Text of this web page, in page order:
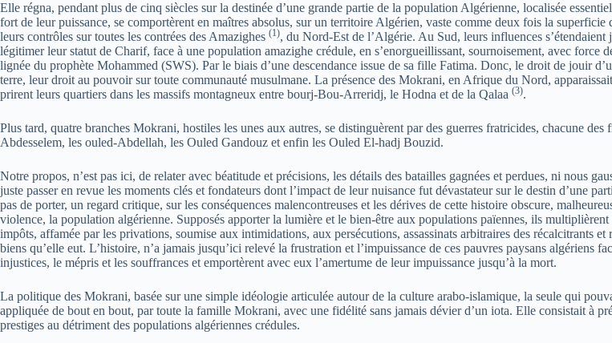
Elle régna, pendant plus de cinq siècles sur la destinée d’une grande partie de la population Algérienne, localisée
fort de leur puissance, se comportèrent en maîtres absolus, sur un territoire Algérien, vaste comme deux fois la
leurs contrôles sur toutes les contrées des Amazighes (1), du Nord-Est de l’Algérie. Au Sud, leurs influences
légitimer leur statut de Charif, face à une population amazighe crédule, en s’enorgueillissant, sournoisement, avec force
lignée du prophète Mohammed (SWS). Par le biais d’une descendance issue de sa fille Fatima. Donc, le droit de jouir
terre, leur droit au pouvoir sur toute communauté musulmane. La présence des Mokrani, en Afrique du Nord,
prirent leurs quartiers dans les massifs montagneux entre bourj-Bou-Arreridj, le Hodna et de la Qalaa (3).
Plus tard, quatre branches Mokrani, hostiles les unes aux autres, se distinguèrent par des guerres fratricides, chacune
Abdesselem, les ouled-Abdellah, les Ouled Gandouz et enfin les Ouled El-hadj Bouzid.
Notre propos, n’est pas ici, de relater avec béatitude et précisions, les détails des batailles gagnées et perdues, ni nous
juste passer en revue les moments clés et fondateurs dont l’impact de leur nuisance fut dévastateur sur le destin d’une
pas de porter, un regard critique, sur les conséquences malencontreuses et les dérives de cette histoire obscure,
violence, la population algérienne. Supposés apporter la lumière et le bien-être aux populations païennes, ils
impôts, affamée par les privations, soumise aux intimidations, aux persécutions, assassinats arbitraires des récalcitrants
biens qu’elle eut. L’histoire, n’a jamais jusqu’ici relevé la frustration et l’impuissance de ces pauvres paysans algériens
injustices, le mépris et les souffrances et emportèrent avec eux l’amertume de leur impuissance jusqu’à la mort.
La politique des Mokrani, basée sur une simple idéologie articulée autour de la culture arabo-islamique, la seule qui
appliquée de bout en bout, par toute la famille Mokrani, avec une fidélité sans jamais dévier d’un iota. Elle consistait à
prestiges au détriment des populations algériennes crédules.